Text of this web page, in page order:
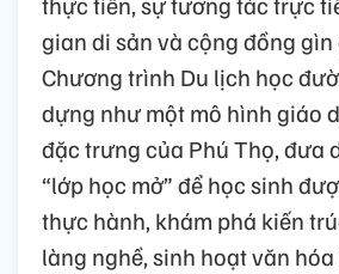
gian di sản và cộng đồng gìn
Chương trình Du lịch học
dựng như một mô hình giáo
đặc trưng của Phú Thọ, đưa
“lớp học mở” để học sinh
thực hành, khám phá kiến
làng nghề, sinh hoạt văn